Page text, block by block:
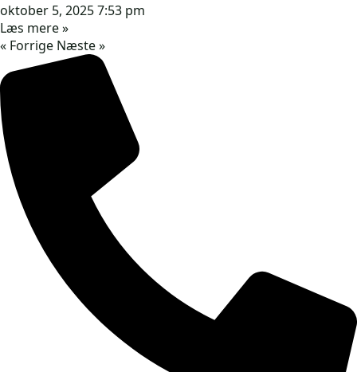
oktober 5, 20257:53 pm
Læs mere »
« Forrige Næste »